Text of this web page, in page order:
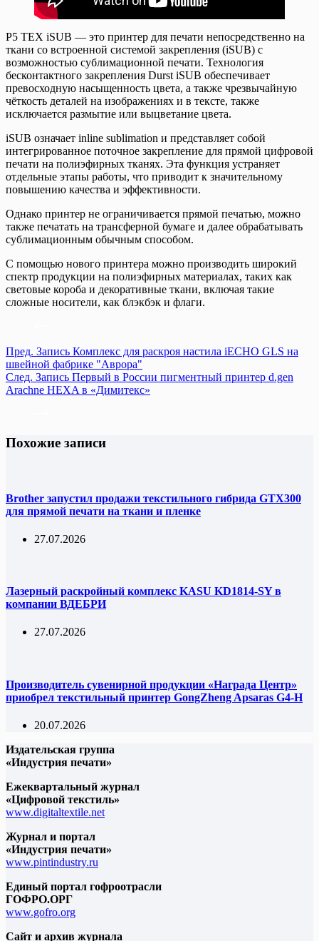
P5 TEX iSUB — это принтер для печати непосредственно на
ткани со встроенной системой закрепления (iSUB) с
возможностью сублимационной печати. Технология
бесконтактного закрепления Durst iSUB обеспечивает
превосходную насыщенность цвета, а также чрезвычайную
чёткость деталей на изображениях и в тексте, также
исключается размытие или выцветание цвета.
iSUB означает inline sublimation и представляет собой
интегрированное поточное закрепление для прямой цифровой
печати на полиэфирных тканях. Эта функция устраняет
отдельные этапы работы, что приводит к значительному
повышению качества и эффективности.
Однако принтер не ограничивается прямой печатью, можно
также печатать на трансферной бумаге и далее обрабатывать
сублимационным обычным способом.
С помощью нового принтера можно производить широкий
спектр продукции на полиэфирных материалах, таких как
световые короба и декоративные ткани, включая такие
сложные носители, как блэкбэк и флаги.
Пред. Запись Комплекс для раскроя настила iECHO GLS на
швейной фабрике "Аврора"
След. Запись Первый в России пигментный принтер d.gen
Arachne HEXA в «Димитекс»
Похожие записи
Brother запустил продажи текстильного гибрида GTX300
для прямой печати на ткани и пленке
27.07.2026
Лазерный раскройный комплекс KASU KD1814-SY в
компании ВДЕБРИ
27.07.2026
Производитель сувенирной продукции «Награда Центр»
приобрел текстильный принтер GongZheng Apsaras G4-H
20.07.2026
Издательская группа
«Индустрия печати»
Ежеквартальный журнал
«Цифровой текстиль»
www.digitaltextile.net
Журнал и портал
«Индустрия печати»
www.pintindustry.ru
Единый портал гофроотрасли
ГОФРО.ОРГ
www.gofro.org
Сайт и архив журнала